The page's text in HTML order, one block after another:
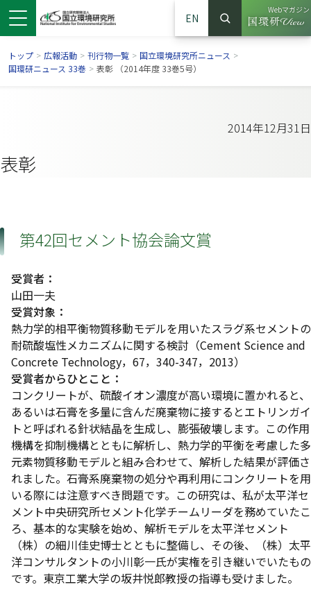
ドウで開きます）
ンドウで開きます）
ウインドウで開きます）
EN
サイト内検索
検索
Webマガジン
（別ウイ
トップ > 広報活動 > 刊行物一覧 > 国立環境研究所ニュース >
国環研ニュース 33巻 > 表彰 （2014年度 33巻5号）
2014年12月31日
表彰
第42回セメント協会論文賞
受賞者：
山田一夫
受賞対象：
熱力学的相平衡物質移動モデルを用いたスラグ系セメントの
耐硫酸塩性メカニズムに関する検討（Cement Science and
Concrete Technology，67，340-347，2013）
受賞者からひとこと：
コンクリートが、硫酸イオン濃度が高い環境に置かれると、
あるいは石膏を多量に含んだ廃棄物に接するとエトリンガイ
トと呼ばれる針状結晶を生成し、膨張破壊します。この作用
機構を抑制機構とともに解析し、熱力学的平衡を考慮した多
元素物質移動モデルと組み合わせて、解析した結果が評価さ
れました。石膏系廃棄物の処分や再利用にコンクリートを用
いる際には注意すべき問題です。この研究は、私が太平洋セ
メント中央研究所セメント化学チームリーダを務めていたこ
ろ、基本的な実験を始め、解析モデルを太平洋セメント
（株）の細川佳史博士とともに整備し、その後、（株）太平
洋コンサルタントの小川彰一氏が実権を引き継いでいたもの
です。東京工業大学の坂井悦郎教授の指導も受けました。